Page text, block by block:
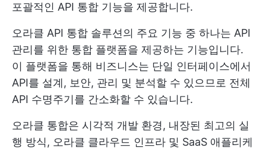
포괄적인 API 통합 기능을 제공합니다.
오라클 API 통합 솔루션의 주요 기능 중 하나는 API
관리를 위한 통합 플랫폼을 제공하는 기능입니다.
이 플랫폼을 통해 비즈니스는 단일 인터페이스에서
API를 설계, 보안, 관리 및 분석할 수 있으므로 전체
API 수명주기를 간소화할 수 있습니다.
오라클 통합은 시각적 개발 환경, 내장된 최고의 실
행 방식, 오라클 클라우드 인프라 및 SaaS 애플리케